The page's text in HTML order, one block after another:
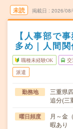
未読 掲載日 2026/
【人事部で
多め｜人間
職種未経験OK 交
派遣
勤務地
三重県
追分(三
曜日頻度
月～金
暇あり